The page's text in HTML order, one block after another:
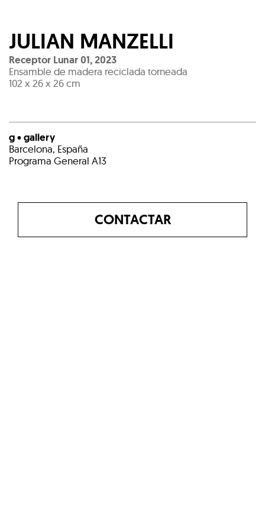
JULIAN MANZELLI
Receptor Lunar 01,2023
Ensamble de madera reciclada torneada
102 x 26 x 26 cm
g • gallery
Barcelona, España
Programa General A13
CONTACTAR